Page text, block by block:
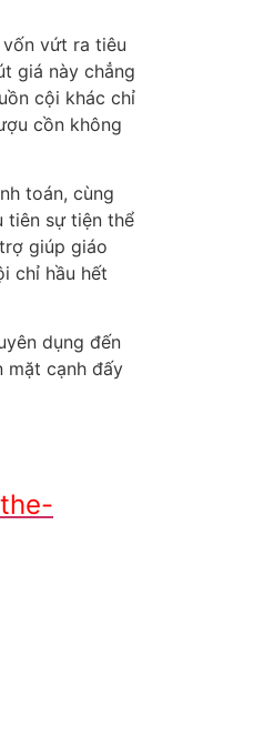
vứt ra tiêu
giá này chẳng
cội khác chỉ
cồn không
toán, cùng
tiên sự tiện thể
giúp giáo
chỉ hầu hết
dụng đến
mặt cạnh đấy